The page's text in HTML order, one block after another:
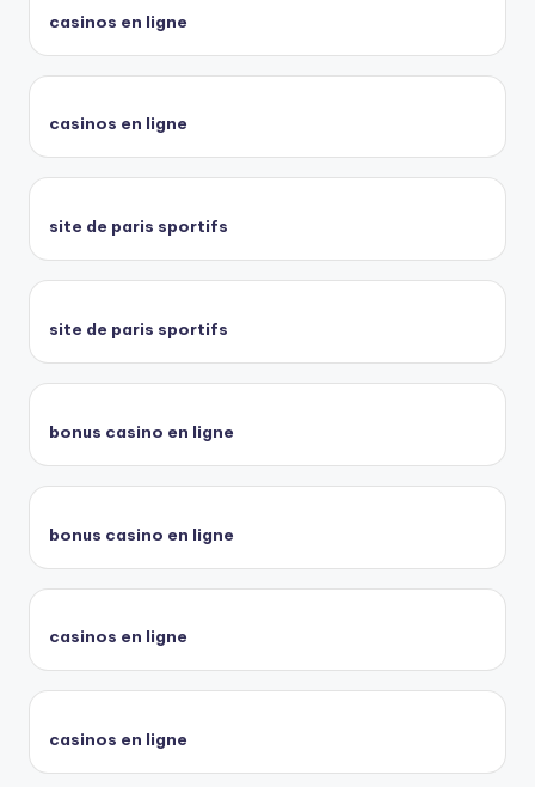
casinos en ligne
casinos en ligne
site de paris sportifs
site de paris sportifs
bonus casino en ligne
bonus casino en ligne
casinos en ligne
casinos en ligne